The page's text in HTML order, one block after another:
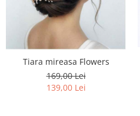
Tiara mireasa Flowers
169,00 Lei
139,00 Lei